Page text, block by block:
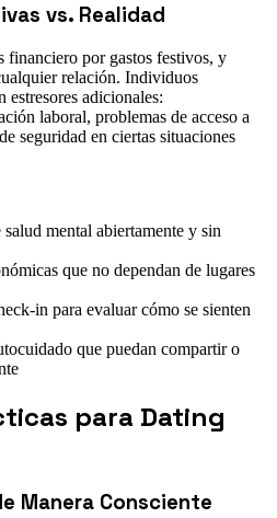
vs. Realidad
financiero por gastos festivos, y
relación. Individuos
adicionales:
laboral, problemas de acceso a
seguridad en ciertas situaciones
mental abiertamente y sin
que no dependan de lugares
in para evaluar cómo se sienten
que puedan compartir o
para Dating
Manera Consciente